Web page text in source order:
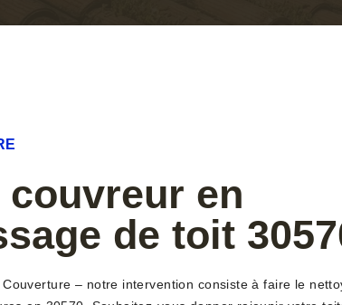
en
de toit
– notre intervention consiste à faire le